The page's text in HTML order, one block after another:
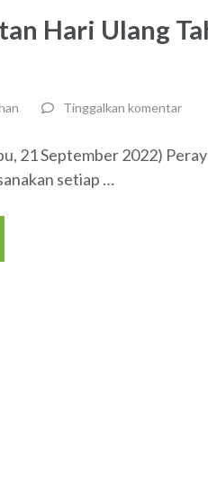
Hari Ulang
Tinggalkan komentar
21 September 2022)
setiap …